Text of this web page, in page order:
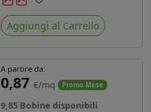
di stendardi e bandiere, grazie al
passaggio dell'inchiostro su
entrambi i lati. Dotato di
Preferiti
Aggiungi al Carrello
A partire da:
0,87 €/mq Promo Mese
9,85 Bobine disponibili